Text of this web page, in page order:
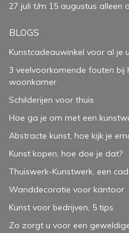
27 juli t/m 15 augustus
BLOGS
Kunstcadeauwinkel voor al je
3 veelvoorkomende fouten bij
woonkamer
Schilderijen voor thuis
Hoe ga je om met een
Abstracte kunst, hoe kijk je
Kunst kopen, hoe doe je dat?
Thuiswerk-Kunstwerk, een
Wanddecoratie voor kantoor
Kunst voor bedrijven, 5 tips
Zo zorgt u voor een